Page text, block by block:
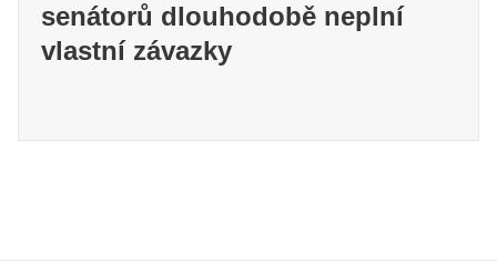
senátorů dlouhodobě neplní
vlastní závazky